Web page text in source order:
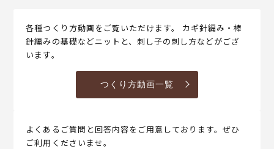
各種つくり方動画をご覧いただけます。 カギ針編み・棒
針編みの基礎などニットと、刺し子の刺し方などがござ
います。
つくり方動画一覧
よくあるご質問と回答内容をご用意しております。ぜひ
ご利用くださいませ。